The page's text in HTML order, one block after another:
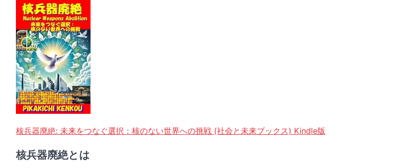
核兵器廃絶: 未来をつなぐ選択：核のない世界への挑戦 (社会と未来ブックス) Kindle版
核兵器廃絶とは